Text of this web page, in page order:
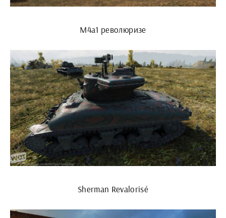
М4а1 революризе
Sherman Revalorisé